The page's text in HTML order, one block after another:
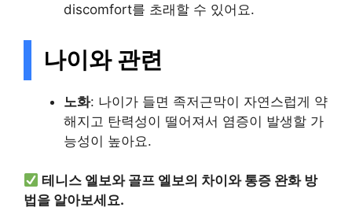
discomfort를 초래할 수 있어요.
나이와 관련
노화: 나이가 들면 족저근막이 자연스럽게 약
해지고 탄력성이 떨어져서 염증이 발생할 가
능성이 높아요.
테니스 엘보와 골프 엘보의 차이와 통증 완화 방
법을 알아보세요.